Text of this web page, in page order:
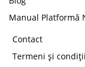
Manual Platformă
Contact
Termeni și condiții